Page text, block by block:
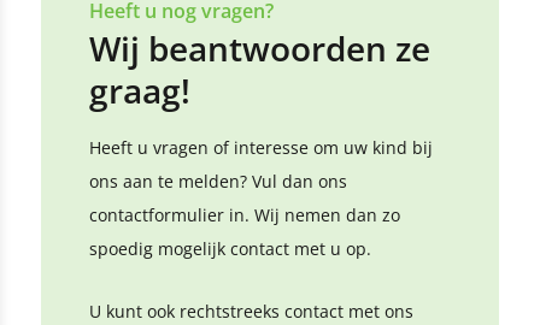
Heeft u nog vragen?
Wij beantwoorden ze
graag!
Heeft u vragen of interesse om uw kind bij
ons aan te melden? Vul dan ons
contactformulier in. Wij nemen dan zo
spoedig mogelijk contact met u op.
U kunt ook rechtstreeks contact met ons